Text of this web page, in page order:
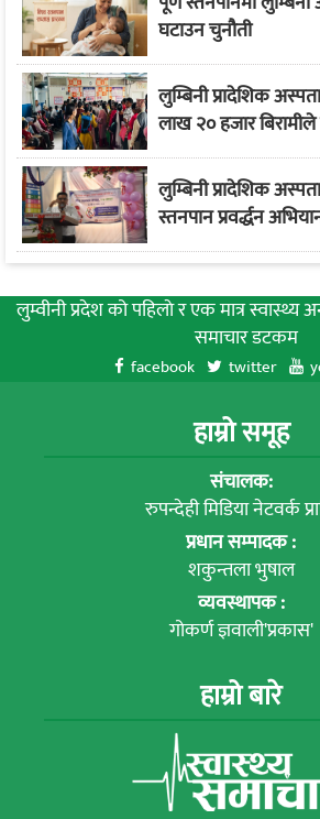
घटाउन चुनौती
लुम्बिनी प्रादेशिक
लाख २० हजार
लुम्बिनी प्रादेशिक
स्तनपान प्रवर्द्धन
लुम्वीनी प्रदेश को पहिलाे र एक मात्र स्वास्थ्य
समाचार डटकम
facebook twitter
हाम्रो समूह
संचालक:
रुपन्देही मिडिया नेटवर्क
प्रधान सम्पादक :
शकुन्तला भुषाल
व्यवस्थापक :
गोकर्ण ज्ञवाली'प्रकास'
हाम्रो बारे